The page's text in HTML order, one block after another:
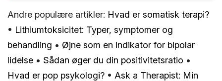
Andre populære artikler: Hvad er somatisk terapi?
• Lithiumtoksicitet: Typer, symptomer og
behandling • Øjne som en indikator for bipolar
lidelse • Sådan øger du din positivitetsratio •
Hvad er pop psykologi? • Ask a Therapist: Min